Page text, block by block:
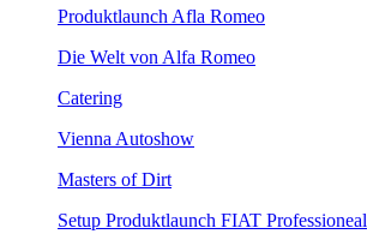
Produktlaunch Afla Romeo
Die Welt von Alfa Romeo
Catering
Vienna Autoshow
Masters of Dirt
Setup Produktlaunch FIAT Professioneal